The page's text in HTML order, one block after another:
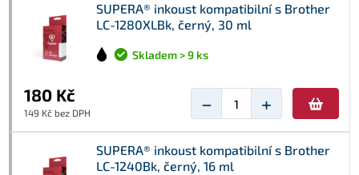
SUPERA® inkoust kompatibilní s Brother
LC-1280XLBk, černý, 30 ml
Skladem > 9 ks
180 Kč
149 Kč bez DPH − +
SUPERA® inkoust kompatibilní s Brother
LC-1240Bk, černý, 16 ml